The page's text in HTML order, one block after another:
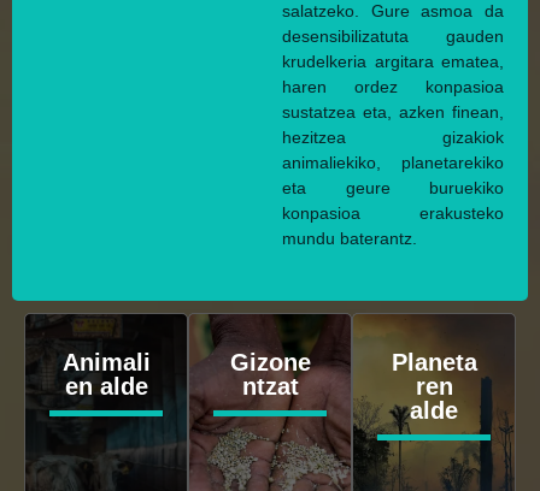
salatzeko. Gure asmoa da
desensibilizatuta gauden
krudelkeria argitara ematea,
haren ordez konpasioa
sustatzea eta, azken finean,
hezitzea gizakiok
animaliekiko, planetarekiko
eta geure buruekiko
konpasioa erakusteko
mundu baterantz.
Animali
en alde
Gizone
ntzat
Planeta
ren
alde